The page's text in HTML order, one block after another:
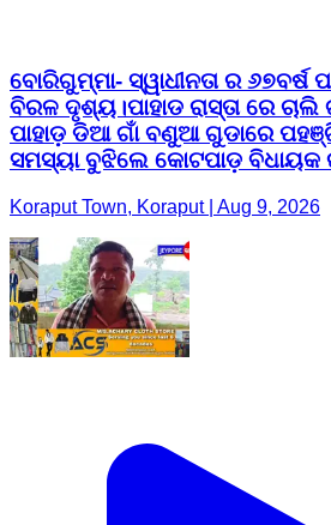
ବୋରିଗୁମ୍ମା- ସ୍ୱାଧୀନତା ର ୬୭ବର୍ଷ
ବିରଳ ଦୃଶ୍ୟ।ପାହାଡ ରାସ୍ତା ରେ
ପାହାଡ଼ ଡିଆ ଗାଁ ବଣୁଆ ଗୁଡାରେ
ସମସ୍ୟା ବୁଝିଲେ କୋଟପାଡ଼ ବିଧାୟକ
Koraput Town, Koraput | Aug 9, 2026